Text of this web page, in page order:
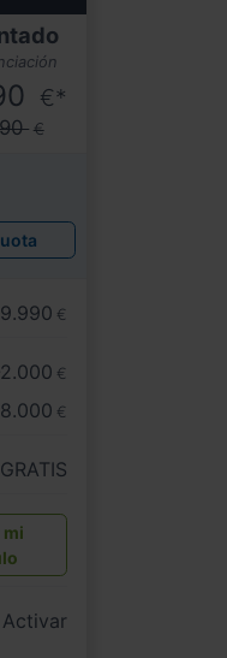
€*
€
€
€
€
GRATIS
mi
Activar